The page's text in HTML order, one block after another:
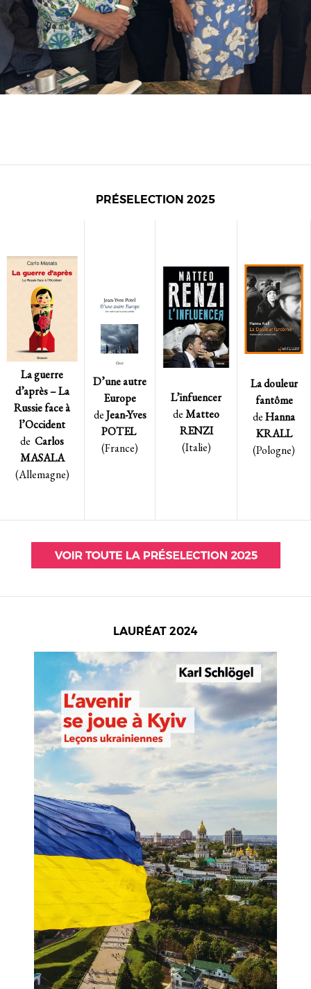
PRÉSELECTION 2025
La guerre
d’après – La
Russie face à
l’Occident
de Carlos
MASALA
(Allemagne)
D’une autre
Europe
deJean-Yves
POTEL
(France)
L’infuencer
deMatteo
RENZI
(Italie)
La douleur
fantôme
deHanna
KRALL
(Pologne)
LAURÉAT 2024